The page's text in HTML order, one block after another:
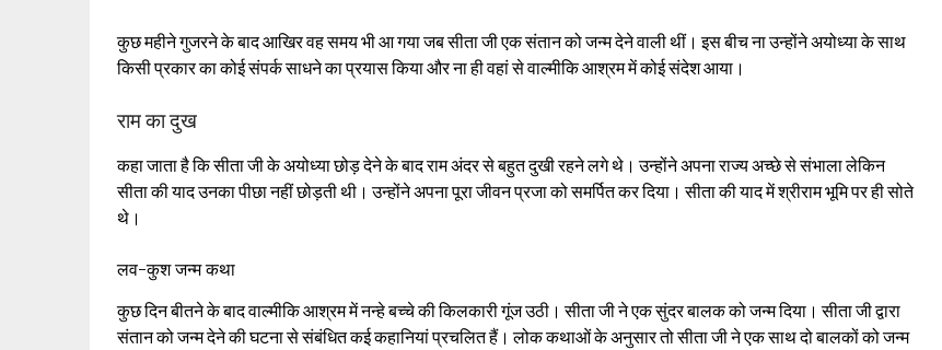
कुछ महीने गुजरने के बाद आखिर वह समय भी आ गया जब सीता जी एक संतान को जन्म देने वाली थीं। इस बीच ना उन्होंने अयोध्या के साथ
किसी प्रकार का कोई संपर्क साधने का प्रयास किया और ना ही वहां से वाल्मीकि आश्रम में कोई संदेश आया।
राम का दुख
कहा जाता है कि सीता जी के अयोध्या छोड़ देने के बाद राम अंदर से बहुत दुखी रहने लगे थे। उन्होंने अपना राज्य अच्छे से संभाला लेकिन
सीता की याद उनका पीछा नहीं छोड़ती थी। उन्होंने अपना पूरा जीवन प्रजा को समर्पित कर दिया। सीता की याद में श्रीराम भूमि पर ही सोते
थे।
लव-कुश जन्म कथा
कुछ दिन बीतने के बाद वाल्मीकि आश्रम में नन्हे बच्चे की किलकारी गूंज उठी। सीता जी ने एक सुंदर बालक को जन्म दिया। सीता जी द्वारा
संतान को जन्म देने की घटना से संबंधित कई कहानियां प्रचलित हैं। लोक कथाओं के अनुसार तो सीता जी ने एक साथ दो बालकों को जन्म